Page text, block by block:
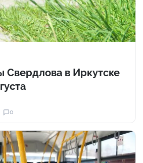
Свердлова в Иркутске
0